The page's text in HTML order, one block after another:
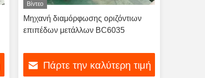
Βίντεο
Μηχανή διαμόρφωσης οριζόντιων
επιπέδων μετάλλων BC6035
Πάρτε την καλύτερη τιμή